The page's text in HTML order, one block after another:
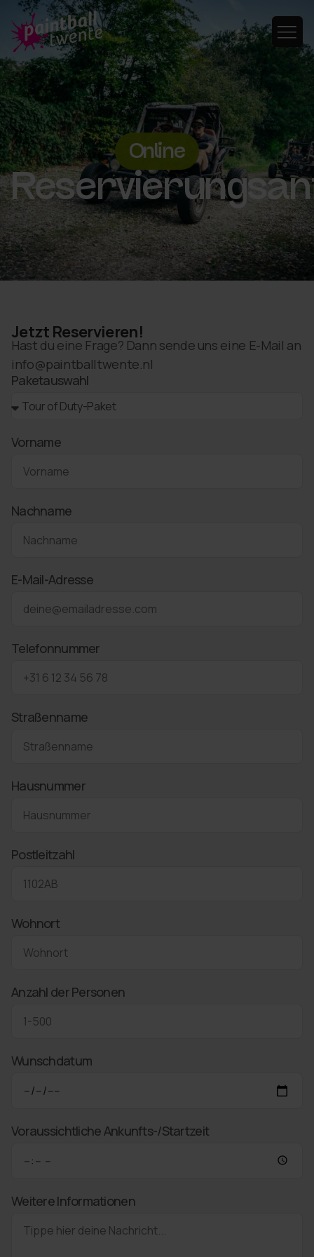
Online
Jetzt Reservieren!
Hast du eine Frage? Dann sende uns eine E-Mail an
info@paintballtwente.nl
Paketauswahl
Vorname
Nachname
E-Mail-Adresse
Telefonnummer
Straßenname
Hausnummer
Postleitzahl
Wohnort
Anzahl der Personen
Wunschdatum
Voraussichtliche Ankunfts-/Startzeit
Weitere Informationen